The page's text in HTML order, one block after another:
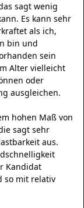
sagt wenig
Es kann sehr
als ich,
bin und
sein
Alter vielleicht
oder
ausgleichen.
hohen Maß von
sagt sehr
aus.
Kandidat
so mit relativ